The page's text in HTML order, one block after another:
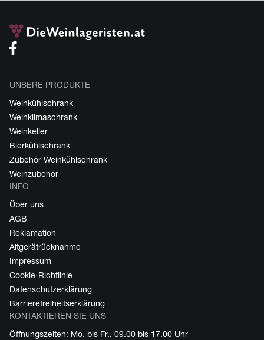
UNSERE PRODUKTE
Weinkühlschrank
Weinklimaschrank
Weinkeller
Bierkühlschrank
Zubehör Weinkühlschrank
Weinzubehör
INFO
Über uns
AGB
Reklamation
Altgerätrücknahme
Impressum
Cookie-Richtlinie
Datenschutzerklärung
Barrierefreiheitserklärung
KONTAKTIEREN SIE UNS
Öffnungszeiten: Mo. bis Fr., 09.00 bis 17.00 Uhr